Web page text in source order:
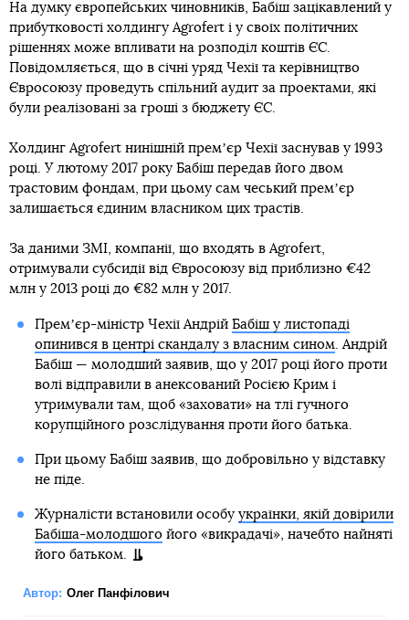
На думку європейських чиновників, Бабіш зацікавлений у
прибутковості холдингу Agrofert і у своїх політичних
рішеннях може впливати на розподіл коштів ЄС.
Повідомляється, що в січні уряд Чехії та керівництво
Євросоюзу проведуть спільний аудит за проектами, які
були реалізовані за гроші з бюджету ЄС.
Холдинг Agrofert нинішній премʼєр Чехії заснував у 1993
році. У лютому 2017 року Бабіш передав його двом
трастовим фондам, при цьому сам чеський премʼєр
залишається єдиним власником цих трастів.
За даними ЗМІ, компанії, що входять в Agrofert,
отримували субсидії від Євросоюзу від приблизно €42
млн у 2013 році до €82 млн у 2017.
Премʼєр-міністр Чехії Андрій Бабіш у листопаді
опинився в центрі скандалу з власним сином. Андрій
Бабіш — молодший заявив, що у 2017 році його проти
волі відправили в анексований Росією Крим і
утримували там, щоб «заховати» на тлі гучного
корупційного розслідування проти його батька.
При цьому Бабіш заявив, що добровільно у відставку
не піде.
Журналісти встановили особу українки, якій довірили
Бабіша-молодшогойого «викрадачі», начебто найняті
його батьком.
Автор: Олег Панфілович